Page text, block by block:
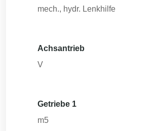
mech., hydr. Lenkhilfe
Achsantrieb
V
Getriebe 1
m5